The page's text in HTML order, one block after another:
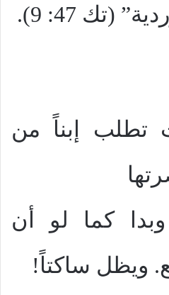
(تك 47: 9).
تطلب إبناً من
كما لو أن
ويظل ساكتاً!